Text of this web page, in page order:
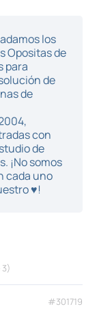
los
Opositas de
para
de
de
con
de
¡No somos
cada uno
♥!
#301719